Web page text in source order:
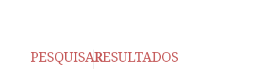
PESQUISARRESULTADOS